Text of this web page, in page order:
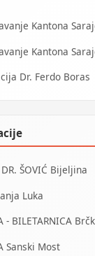
Kantona
Kantona
Dr. Ferdo Boras
ŠOVIĆ Bijeljina
Luka
- BILETARNICA
Sanski Most